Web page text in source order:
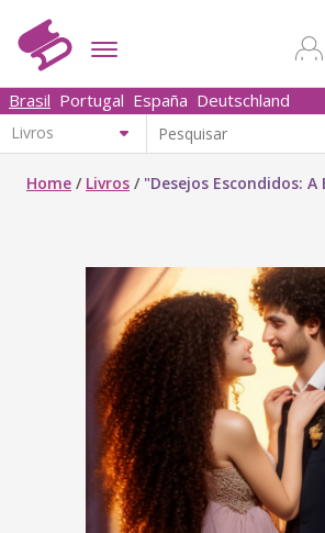
Brasil Portugal España Deutschland
Home / Livros / "Desejos Escondidos: A